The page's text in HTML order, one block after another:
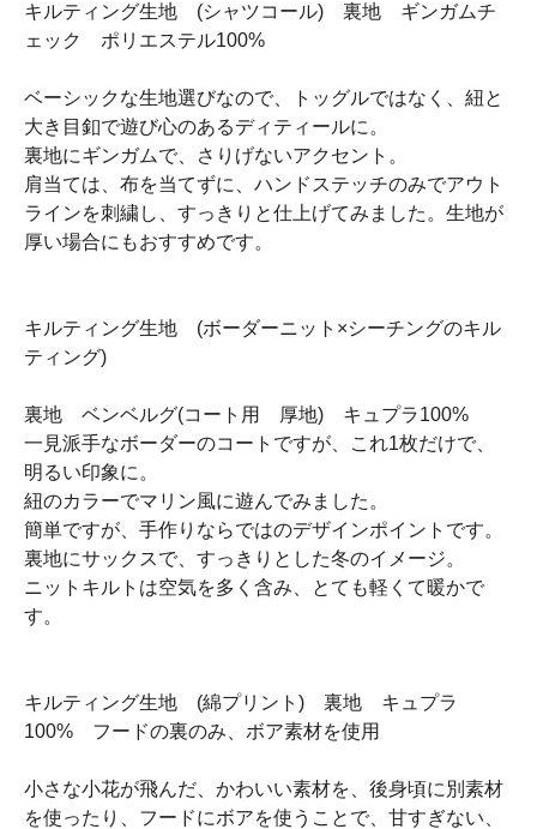
キルティング生地 (シャツコール) 裏地 ギンガムチ
ェック ポリエステル100%
ベーシックな生地選びなので、トッグルではなく、紐と
大き目釦で遊び心のあるディティールに。
裏地にギンガムで、さりげないアクセント。
肩当ては、布を当てずに、ハンドステッチのみでアウト
ラインを刺繍し、すっきりと仕上げてみました。生地が
厚い場合にもおすすめです。
キルティング生地 (ボーダーニット×シーチングのキル
ティング)
裏地 ベンベルグ(コート用 厚地) キュプラ100%
一見派手なボーダーのコートですが、これ1枚だけで、
明るい印象に。
紐のカラーでマリン風に遊んでみました。
簡単ですが、手作りならではのデザインポイントです。
裏地にサックスで、すっきりとした冬のイメージ。
ニットキルトは空気を多く含み、とても軽くて暖かで
す。
キルティング生地 (綿プリント) 裏地 キュプラ
100% フードの裏のみ、ボア素材を使用
小さな小花が飛んだ、かわいい素材を、後身頃に別素材
を使ったり、フードにボアを使うことで、甘すぎない、